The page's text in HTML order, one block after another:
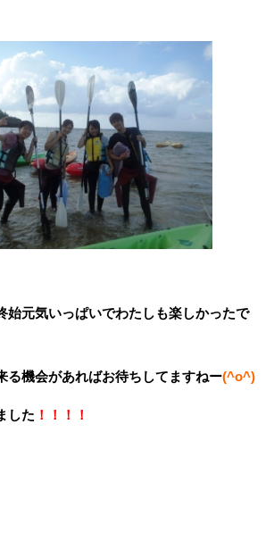
始元気いっぱいでわたしも楽しかったで
る機会があればお待ちしてますねー(^o^)
した ！！！！